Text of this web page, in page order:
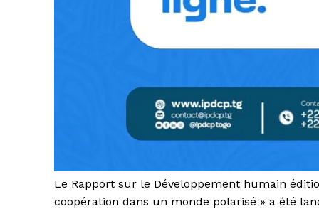
Le Rapport sur le Développement humain
coopération dans un monde polarisé » a été